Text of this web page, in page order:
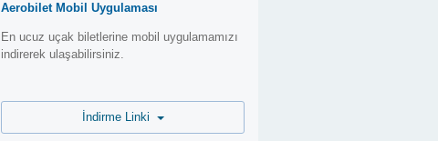
Aerobilet Mobil Uygulaması
En ucuz uçak biletlerine mobil uygulamamızı
indirerek ulaşabilirsiniz.